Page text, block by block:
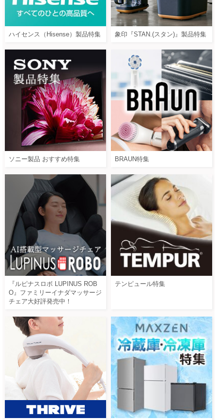
ハイセンス（Hisense）製品特集 象印『STAN.(スタン)』製品特集
ソニー製品 おすすめ特集 BRAUN特集
『ルピナスロボ LUPINUS ROB
O』ファミリーイナダマッサージ
チェア大好評発売中！
テンピュール特集